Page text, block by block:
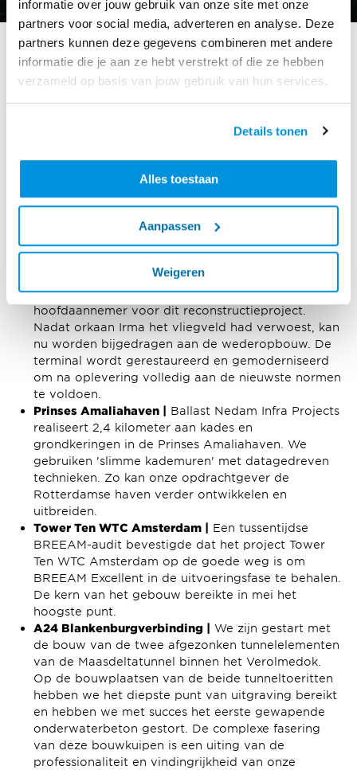
informatie over jouw gebruik van onze site met onze
partners voor social media, adverteren en analyse. Deze
partners kunnen deze gegevens combineren met andere
informatie die je aan ze hebt verstrekt of die ze hebben
verzameld op basis van jouw gebruik van hun services.
Details tonen
Alles toestaan
Aanpassen
Weigeren
Hoogtepunten van onze projecten
Een greep uit de hoogtepunten die het afgelopen half
jaar plaatsvonden op onze projecten:
nieuwe duurzaamheidsicoon in Amsterdam
toegewezen gekregen, met 126 wooneenheden -
vierkante meter. Twee grote focuspunten van dit
project zijn circulariteit en energieverbruik. Met
Horizons zetten we de nieuwe standaard voor
Princess Juliana Airport St. Maarten |
Nedam International is geselecteerd als
hoofdaannemer voor dit reconstructieproject.
Nadat orkaan Irma het vliegveld had verwoest, kan
nu worden bijgedragen aan de wederopbouw. De
terminal wordt gerestaureerd en gemoderniseerd
om na oplevering volledig aan de nieuwste normen
te voldoen.
Prinses Amaliahaven | Ballast Nedam Infra Projects
realiseert 2,4 kilometer aan kades en
grondkeringen in de Prinses Amaliahaven. We
gebruiken 'slimme kademuren' met datagedreven
technieken. Zo kan onze opdrachtgever de
Rotterdamse haven verder ontwikkelen en
uitbreiden.
Tower Ten WTC Amsterdam | Een tussentijdse
BREEAM-audit bevestigde dat het project Tower
Ten WTC Amsterdam op de goede weg is om
BREEAM Excellent in de uitvoeringsfase te behalen.
De kern van het gebouw bereikte in mei het
hoogste punt.
A24 Blankenburgverbinding | We zijn gestart met
de bouw van de twee afgezonken tunnelelementen
van de Maasdeltatunnel binnen het Verolmedok.
Op de bouwplaatsen van de beide tunneltoeritten
hebben we het diepste punt van uitgraving bereikt
en hebben we met succes het eerste gewapende
onderwaterbeton gestort. De complexe fasering
van deze bouwkuipen is een uiting van de
professionaliteit en vindingrijkheid van onze